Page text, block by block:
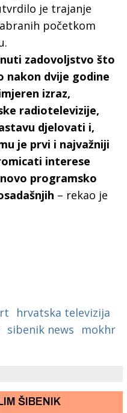
je trajanje
početkom
zadovoljstvo što
nakon dvije godine
izraz,
radiotelevizije,
djelovati i,
je prvi i najvažniji
interese
programsko
– rekao je
hrvatska televizija
sibenik news
mokhr
ŠIBENIK